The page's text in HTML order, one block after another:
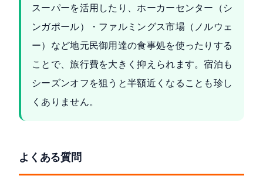
スーパーを活用したり、ホーカーセンター（シ
ンガポール）・ファルミングス市場（ノルウェ
ー）など地元民御用達の食事処を使ったりする
ことで、旅行費を大きく抑えられます。宿泊も
シーズンオフを狙うと半額近くなることも珍し
くありません。
よくある質問